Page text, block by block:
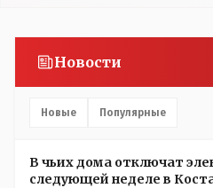
Новости
Новые Популярные
В чьих дома отключат
следующей неделе в